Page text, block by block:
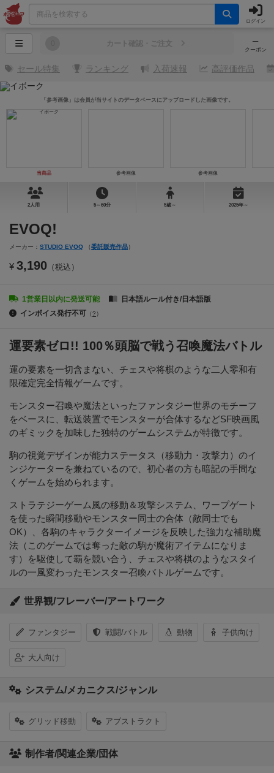
ログイン
─
クーポン
カート確認・ご注文
セール特集 ランキング 入荷速報 高評価作品
当商品 参考画像 参考画像
「参考画像」は会員が当サイトのデータベースにアップロードした画像です。
2人用 5～60分 5歳～ 2025年～
EVOQ!
メーカー： STUDIO EVOQ （委託販売作品）
¥ 3,190 （税込）
1営業日以内に発送可能
日本語ルール付き/日本語版
インボイス発行不可 （? ）
運要素ゼロ!! 100％頭脳で戦う召喚魔法バトル
運の要素を一切含まない、チェスや将棋のような二人零和有
限確定完全情報ゲームです。
モンスター召喚や魔法といったファンタジー世界のモチーフ
をベースに、転送装置でモンスターが合体するなどSF映画風
のギミックを加味した独特のゲームシステムが特徴です。
駒の視覚デザインが能力ステータス（移動力・攻撃力）のイ
ンジケーターを兼ねているので、初心者の方も暗記の手間な
くゲームを始められます。
ストラテジーゲーム風の移動＆攻撃システム、ワープゲート
を使った瞬間移動やモンスター同士の合体（敵同士でも
OK）、各駒のキャラクターイメージを反映した強力な補助魔
法（このゲームでは奪った敵の駒が魔術アイテムになりま
す）を駆使して覇を競い合う、チェスや将棋のようなスタイ
ルの一風変わったモンスター召喚バトルゲームです。
世界観/フレーバー/アートワーク
ファンタジー 戦闘/バトル 動物 子供向け
大人向け
システム/メカニクス/ジャンル
グリッド移動 アブストラクト
制作者/関連企業/団体